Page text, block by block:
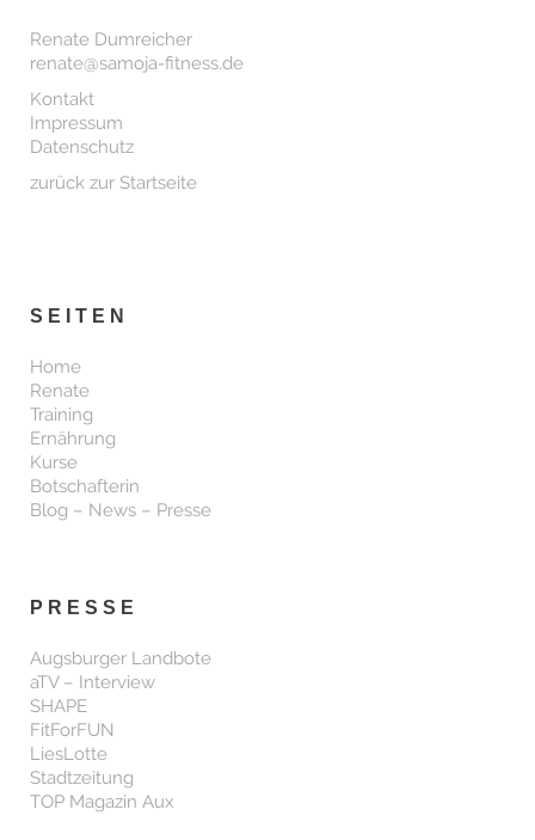
Renate Dumreicher
renate@samoja-fitness.de
Kontakt
Impressum
Datenschutz
zurück zur Startseite
SEITEN
Home
Renate
Training
Ernährung
Kurse
Botschafterin
Blog – News – Presse
PRESSE
Augsburger Landbote
aTV – Interview
SHAPE
FitForFUN
LiesLotte
Stadtzeitung
TOP Magazin Aux